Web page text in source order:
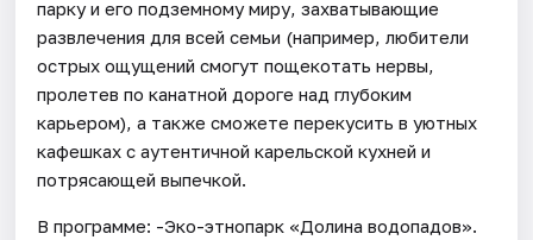
парку и его подземному миру, захватывающие
развлечения для всей семьи (например, любители
острых ощущений смогут пощекотать нервы,
пролетев по канатной дороге над глубоким
карьером), а также сможете перекусить в уютных
кафешках с аутентичной карельской кухней и
потрясающей выпечкой.
В программе: -Эко-этнопарк «Долина водопадов».